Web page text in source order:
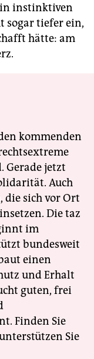
instinktiven
sogar tiefer ein,
hätte: am
kommenden
Gerade jetzt
Auch
die sich vor Ort
Die taz
im
bundesweit
einen
und Erhalt
guten, frei
Finden Sie
Sie